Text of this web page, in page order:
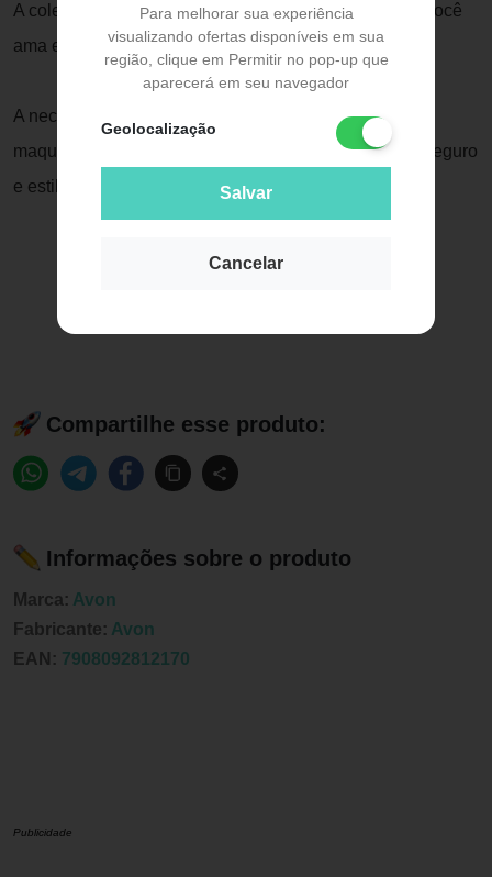
Para melhorar sua experiência
visualizando ofertas disponíveis em sua
região, clique em Permitir no pop-up que
aparecerá em seu navegador
Geolocalização
Salvar
Cancelar
A coleção exclusive é perfeita para presentear quem você
ama e a si mesma!
A necessaire exclusive é ótima para guardar suas
maquiagens e itens de higiene pessoal em um lugar seguro
e estiloso.
Compartilhe esse produto:
Informações sobre o produto
Marca: Avon
Fabricante: Avon
EAN: 7908092812170
Publicidade